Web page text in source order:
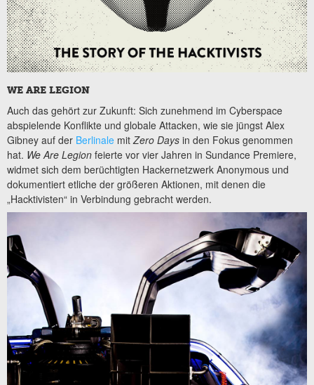
WE ARE LEGION
Auch das gehört zur Zukunft: Sich zunehmend im Cyberspace
abspielende Konflikte und globale Attacken, wie sie jüngst Alex
Gibney auf der Berlinale mitZero Days in den Fokus genommen
hat. We Are Legion feierte vor vier Jahren in Sundance Premiere,
widmet sich dem berüchtigten Hackernetzwerk Anonymous und
dokumentiert etliche der größeren Aktionen, mit denen die
„Hacktivisten“ in Verbindung gebracht werden.